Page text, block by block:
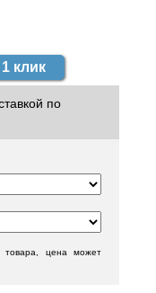
клик
по
товара, цена может